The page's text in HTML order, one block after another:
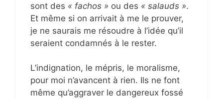
sont des « fachos » ou des « salauds ».
Et même si on arrivait à me le prouver,
je ne saurais me résoudre à l’idée qu’il
seraient condamnés à le rester.
L’indignation, le mépris, le moralisme,
pour moi n’avancent à rien. Ils ne font
même qu’aggraver le dangereux fossé